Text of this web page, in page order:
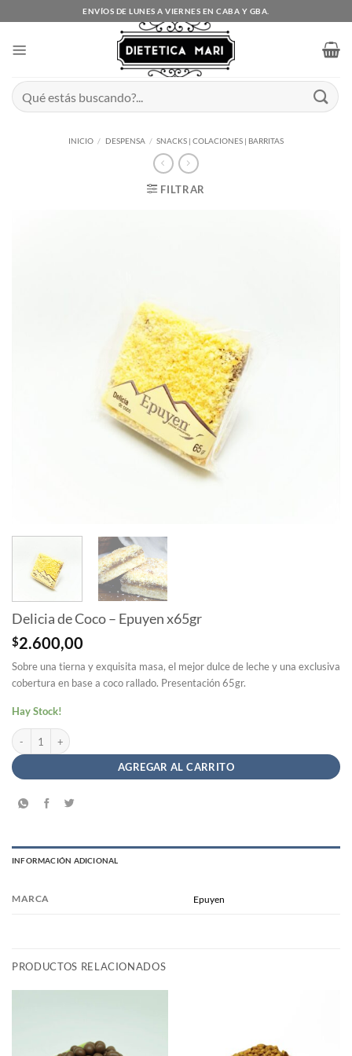
al
ENVÍOS DE LUNES A VIERNES EN CABA Y GBA.
Buscar
por:
INICIO / DESPENSA / SNACKS | COLACIONES | BARRITAS
FILTRAR
Delicia de Coco – Epuyen x65gr
$2.600,00
Sobre una tierna y exquisita masa, el mejor dulce de leche y una exclusiva
cobertura en base a coco rallado. Presentación 65gr.
Hay Stock!
Delicia de Coco - Epuyen x65gr cantidad
AGREGAR AL CARRITO
INFORMACIÓN ADICIONAL
MARCA Epuyen
PRODUCTOS RELACIONADOS